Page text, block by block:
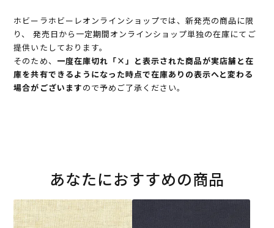
ホビーラホビーレオンラインショップでは、新発売の商品に限
り、 発売日から一定期間オンラインショップ単独の在庫にてご
提供いたしております。
そのため、 一度在庫切れ「×」と表示された商品が実店舗と在
庫を共有できるようになった時点で在庫ありの表示へと変わる
場合がございますので予めご了承ください。
あなたにおすすめの商品